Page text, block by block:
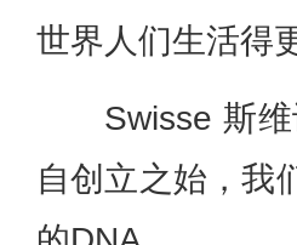
世界人们生活得
Swisse 斯
自创立之始，我